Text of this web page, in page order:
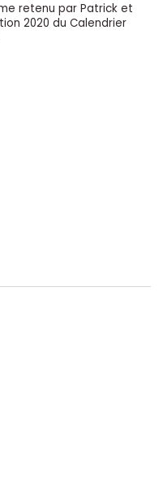
retenu par Patrick et
2020 du Calendrier